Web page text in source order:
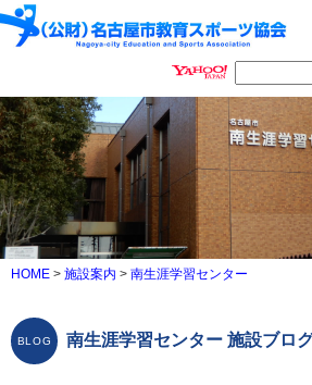
HOME > 施設案内 > 南生涯学習センター
南生涯学習センター 施設ブロ